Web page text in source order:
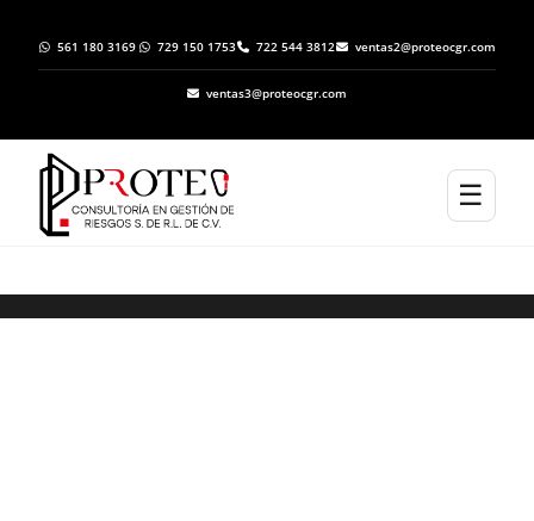
561 180 3169 729 150 1753 722 544 3812 ventas2@proteocgr.com
ventas3@proteocgr.com
☰